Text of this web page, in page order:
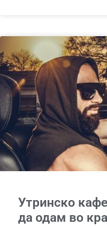
Утринско
да одам во